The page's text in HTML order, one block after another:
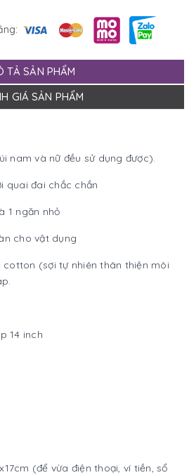
TẢ SẢN PHẨM
GIÁ SẢN PHẨM
nam và nữ đều sử dụng được).
quai đai chắc chắn
1 ngăn nhỏ
cho vật dụng
cotton (sợi tự nhiên thân thiện môi
14 inch
(để vừa điện thoại, ví tiền, sổ